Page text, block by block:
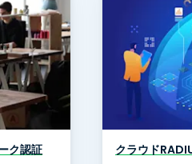
ク認証 クラウド